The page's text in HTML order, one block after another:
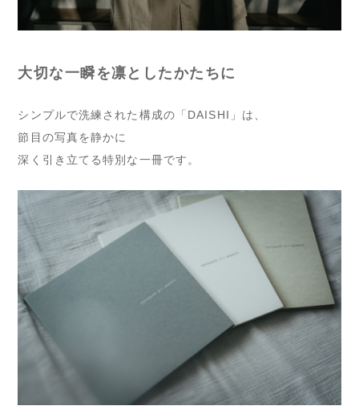
大切な一瞬を凛としたかたちに
シンプルで洗練された構成の「DAISHI」は、
節目の写真を静かに
深く引き立てる特別な一冊です。